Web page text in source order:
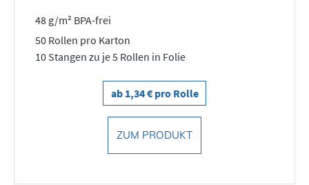
48 g/m² BPA-frei
50 Rollen pro Karton
10 Stangen zu je 5 Rollen in Folie
ab 1,34 € pro Rolle
ZUM PRODUKT